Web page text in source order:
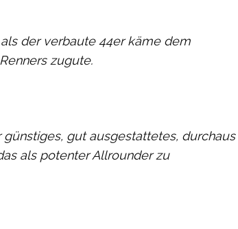
der verbaute 44er käme dem
zugute.
günstiges, gut ausgestattetes, durchaus
als potenter Allrounder zu